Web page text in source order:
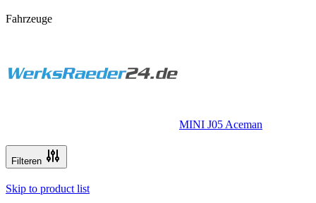
Fahrzeuge
MINI J05 Aceman
Filteren
Skip to product list